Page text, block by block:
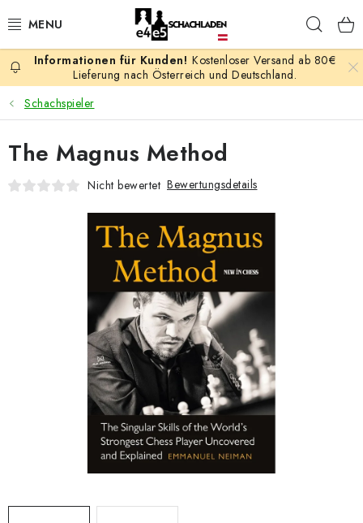
Inhalt
AKTION
SCHACHSPIELE
SCHACHFIGUREN
SCHACHBRETTER
SCHACH-ANTIQUITÄTENLADEN
SCHACH ONLINE
SCHACH-MERCH
SCHACH GESCHENKE
Kostenloser Versand ab 80€
Lieferung nach Österreich und Deutschland.
Schachspieler
The Magnus Method
Nicht bewertet Bewertungsdetails